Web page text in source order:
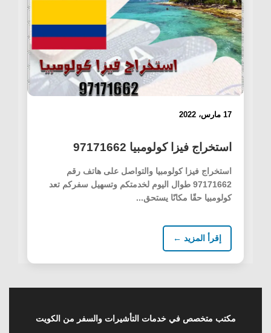
17 مارس، 2022
استخراج فيزا كولومبيا 97171662
استخراج فيزا كولومبيا والتواصل على هاتف رقم
97171662 طوال اليوم لخدمتكم وتسهيل سفركم تعد
كولومبيا حقًا مكانًا يستحق...
إقرأ المزيد ←
مكتب متخصص في خدمات التأشيرات والسفر من الكويت